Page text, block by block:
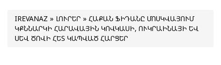
IREVANAZ » ԼՈՒՐԵՐ » ՀԱՔԱՆ ՖԻԴԱՆԸ ՄՈՍԿՎԱՅՈՒՄ
ԿՔՆՆԱՐԿԻ ՀԱՐԱՎԱՅԻՆ ԿՈՎԿԱՍԻ, ՈՒԿՐԱԻՆԱՅԻ ԵՎ
ՍԵՎ ԾՈՎԻ ՀԵՏ ԿԱՊՎԱԾ ՀԱՐՑԵՐ